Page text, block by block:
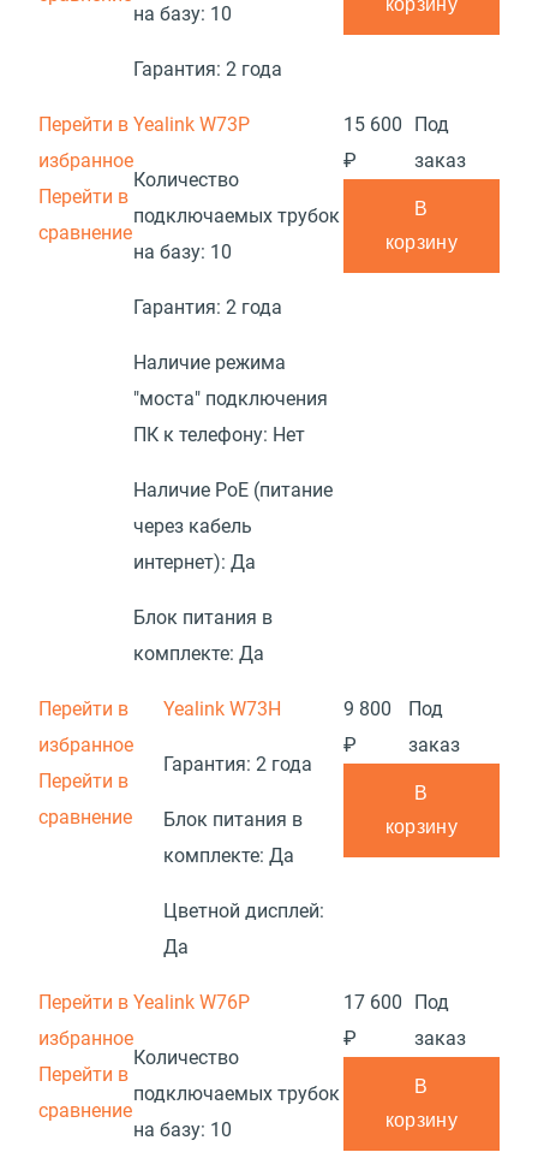
на базу: 10
Гарантия: 2 года
корзину
Перейти в
избранное
Перейти в
сравнение
Yealink W73P
Количество
подключаемых трубок
на базу: 10
Гарантия: 2 года
Наличие режима
"моста" подключения
ПК к телефону: Нет
Наличие PoE (питание
через кабель
интернет): Да
Блок питания в
комплекте: Да
15 600
₽
Под
заказ
В
корзину
Перейти в
избранное
Перейти в
сравнение
Yealink W73H
Гарантия: 2 года
Блок питания в
комплекте: Да
Цветной дисплей:
Да
9 800
₽
Под
заказ
В
корзину
Перейти в
избранное
Перейти в
сравнение
Yealink W76P
Количество
подключаемых трубок
на базу: 10
17 600
₽
Под
заказ
В
корзину